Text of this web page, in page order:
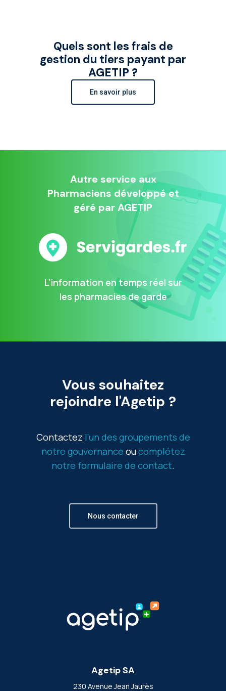
Quels sont les frais de
gestion du tiers payant par
AGETIP ?
En savoir plus
Autre service aux
Pharmaciens développé et
géré par AGETIP
L’information en temps réel sur
les pharmacies de garde
Vous souhaitez
rejoindre l'Agetip ?
Contactez l’un des groupements de
notre gouvernance oucomplétez
notre formulaire de contact.
Nous contacter
Agetip SA
230 Avenue Jean Jaurès